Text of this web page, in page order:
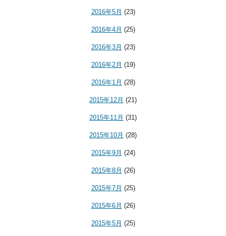
2016年5月 (23)
2016年4月 (25)
2016年3月 (23)
2016年2月 (19)
2016年1月 (28)
2015年12月 (21)
2015年11月 (31)
2015年10月 (28)
2015年9月 (24)
2015年8月 (26)
2015年7月 (25)
2015年6月 (26)
2015年5月 (25)